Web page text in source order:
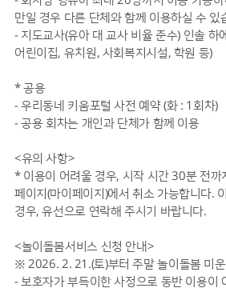
만일 경우 다른 단체와 함께 이용하실 수 있
- 지도교사(유아 대 교사 비율 준수) 인솔 하
어린이집, 유치원, 사회복지시설, 학원 등)
* 공용
- 우리동네 키움포털 사전 예약 (화 : 1회차)
- 공용 회차는 개인과 단체가 함께 이용
<유의 사항>
* 이용이 어려울 경우, 시작 시간 30분 전까
페이지(마이페이지)에서 취소 가능합니다.
경우, 유선으로 연락해 주시기 바랍니다.
<놀이돌봄서비스 신청 안내>
※ 2026. 2. 21.(토)부터 주말 놀이돌봄 미
- 보호자가 부득이한 사정으로 동반 이용이